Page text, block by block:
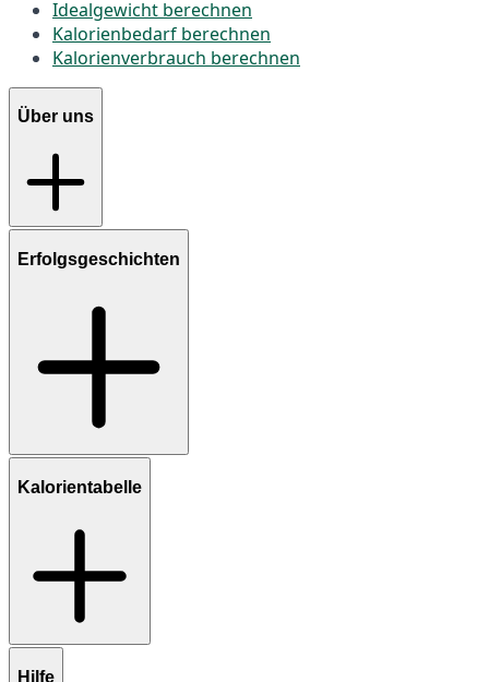
Idealgewicht berechnen
Kalorienbedarf berechnen
Kalorienverbrauch berechnen
Über uns
Erfolgsgeschichten
Kalorientabelle
Hilfe